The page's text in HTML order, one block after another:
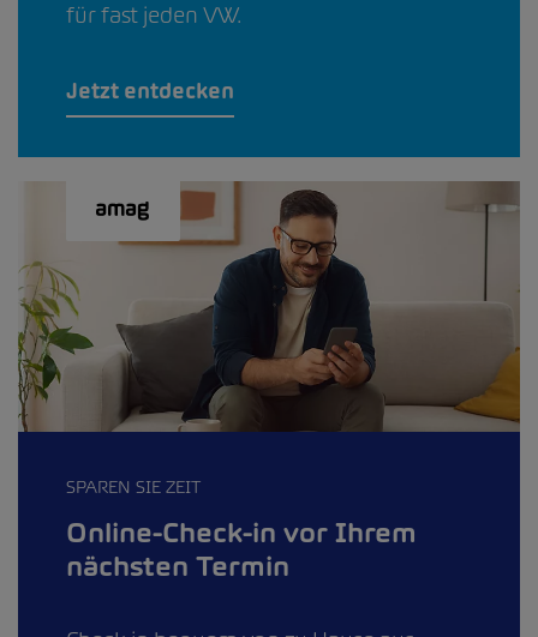
für fast jeden VW.
Jetzt entdecken
SPAREN SIE ZEIT
Online-Check-in vor Ihrem
nächsten Termin